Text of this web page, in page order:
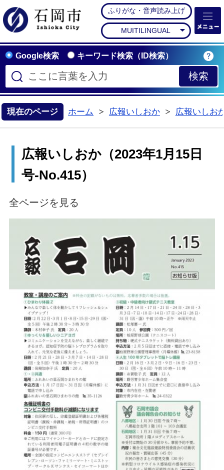
石岡市公式ホームペー
ふりがな・音声読み上げ
MUITILINGUAL
Google検索 キーワード検索（ID検索）
現在のページ ホーム
広報いしおか
広報いしお
広報いしおか（2023年1月15日
号-No.415）
全ページを見る